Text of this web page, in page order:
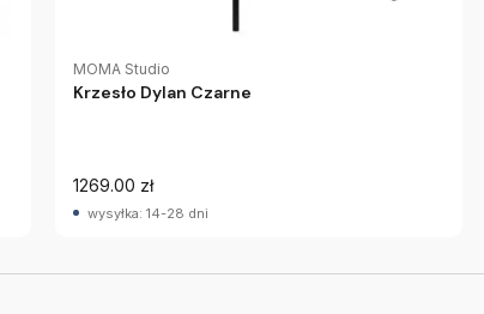
MOMA Studio
Krzesło Dylan Czarne
1269.00 zł
wysyłka: 14-28 dni